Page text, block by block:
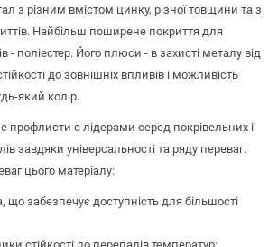
з різним вмістом цинку, різної товщини та з
Найбільш поширене покриття для
- поліестер. Його плюси - в захисті металу від
до зовнішніх впливів і можливість
який колір.
профлисти є лідерами серед покрівельних і
завдяки універсальності та ряду переваг.
цього матеріалу:
що забезпечує доступність для більшості